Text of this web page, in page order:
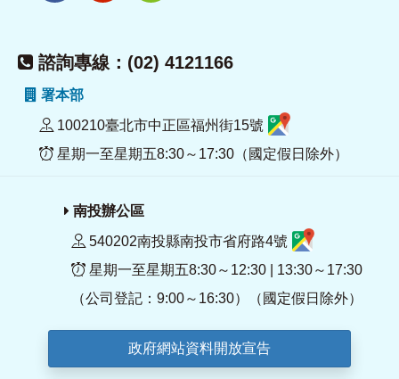
諮詢專線：(02) 4121166
署本部
100210臺北市中正區福州街15號
星期一至星期五8:30～17:30（國定假日除外）
南投辦公區
540202南投縣南投市省府路4號
星期一至星期五8:30～12:30 | 13:30～17:30
（公司登記：9:00～16:30）（國定假日除外）
政府網站資料開放宣告